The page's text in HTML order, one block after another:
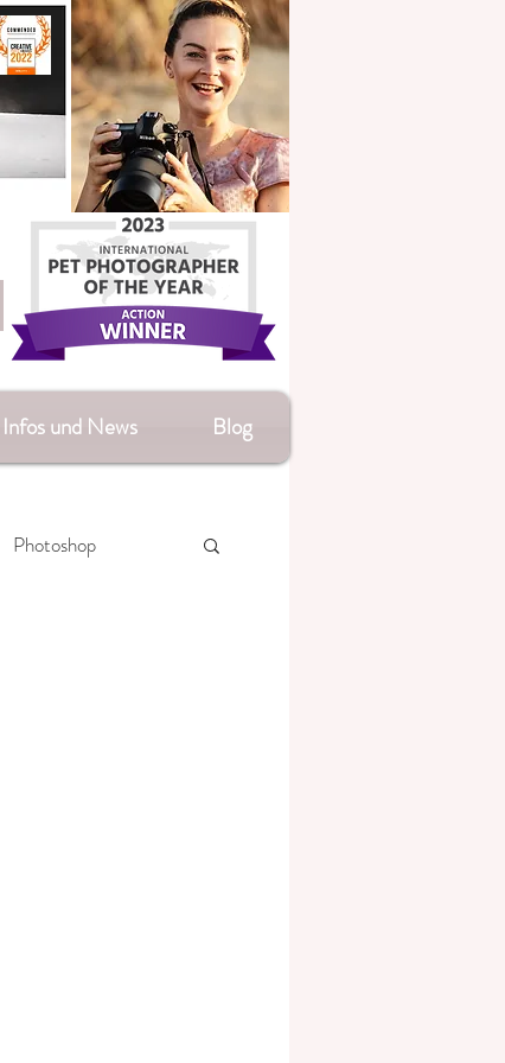
Infos und News Blog
Photoshop